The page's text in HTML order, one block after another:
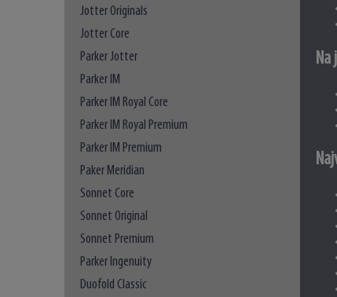
Jotter Originals
Jotter Core
Parker Jotter
Parker IM
Parker IM Royal Core
Parker IM Royal Premium
Parker IM Premium
Paker Meridian
Sonnet Core
Sonnet Original
Sonnet Premium
Parker Ingenuity
Duofold Classic